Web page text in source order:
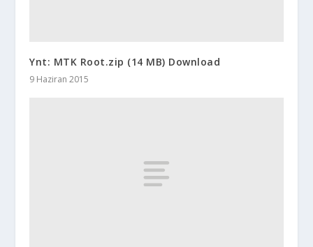
Ynt: MTK Root.zip (14 MB) Download
9 Haziran 2015